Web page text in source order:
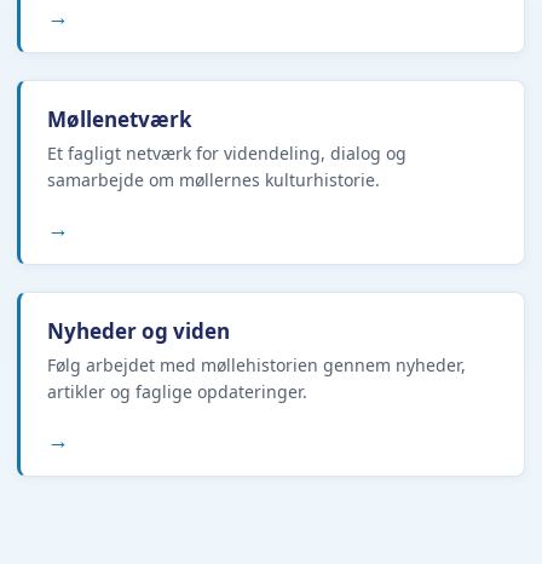
→
Møllenetværk
Et fagligt netværk for videndeling, dialog og
samarbejde om møllernes kulturhistorie.
→
Nyheder og viden
Følg arbejdet med møllehistorien gennem nyheder,
artikler og faglige opdateringer.
→